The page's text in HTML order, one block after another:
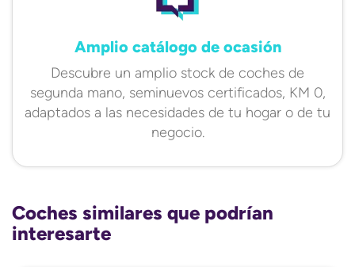
Amplio catálogo de ocasión
Descubre un amplio stock de coches de
segunda mano, seminuevos certificados, KM 0,
adaptados a las necesidades de tu hogar o de tu
negocio.
Coches similares que podrían
interesarte